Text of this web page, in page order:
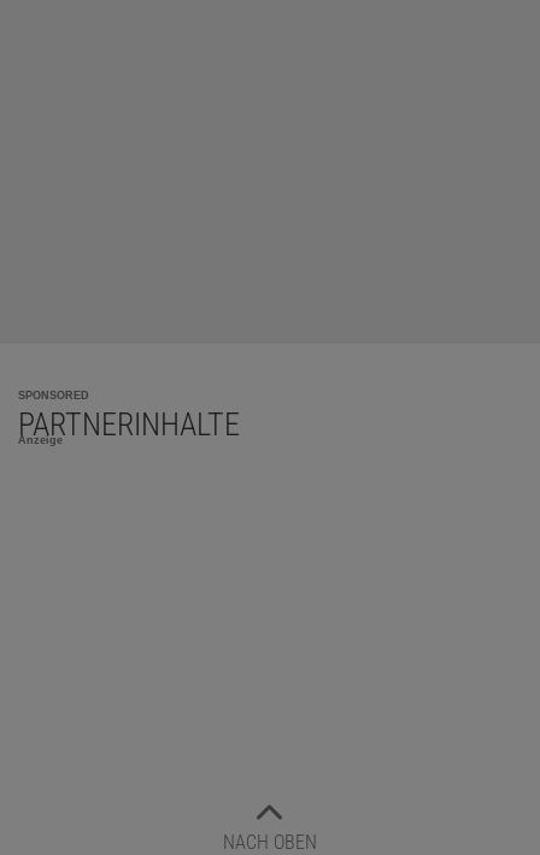
SPONSORED
PARTNERINHALTE
Anzeige
NACH OBEN